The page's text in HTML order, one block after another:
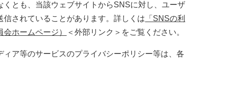
とも、当該ウェブサイトからSNSに対し、ユーザ
されていることがあります。詳しくは 「SNSの利
ホームページ）
＜外部リンク＞ をご覧ください。
ア等のサービスのプライバシーポリシー等は、各